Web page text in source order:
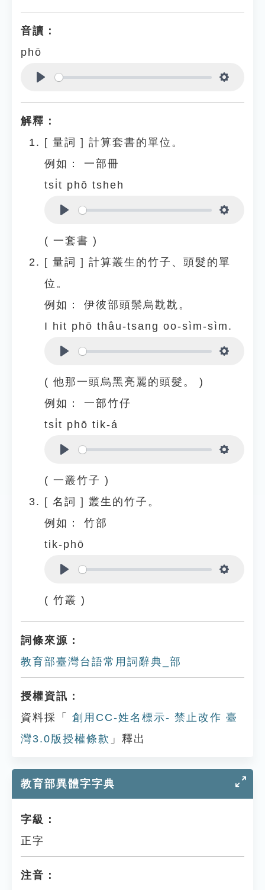
音讀：
phō
解釋：
[ 量詞 ] 計算套書的單位。
例如：
一部冊
tsi̍t phō tsheh
( 一套書 )
[ 量詞 ] 計算叢生的竹子、頭髮的單
位。
例如：
伊彼部頭鬃烏㽎㽎。
I hit phō thâu-tsang oo-sìm-sìm.
( 他那一頭烏黑亮麗的頭髮。 )
例如：
一部竹仔
tsi̍t phō tik-á
( 一叢竹子 )
[ 名詞 ] 叢生的竹子。
例如：
竹部
tik-phō
( 竹叢 )
詞條來源：
教育部臺灣台語常用詞辭典_部
授權資訊：
資料採「
創用CC-姓名標示- 禁止改作 臺
灣3.0版授權條款 」釋出
教育部異體字字典
字級：
正字
注音：